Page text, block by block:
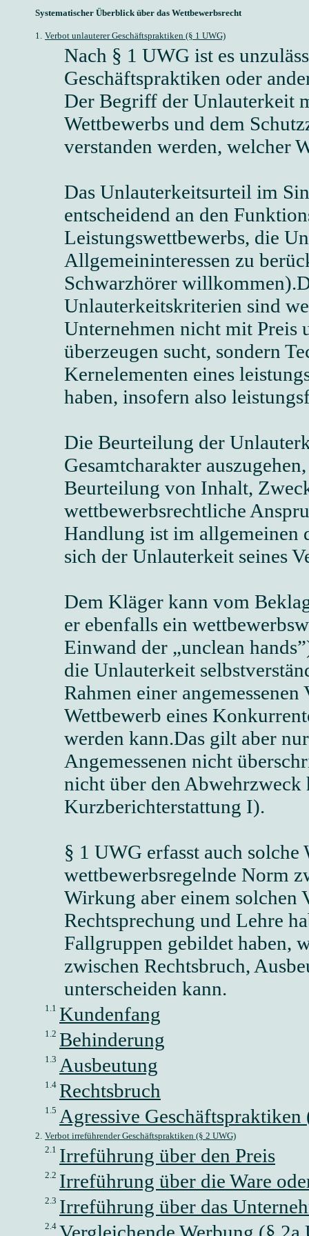
Systematischer Überblick über das Wettbewerbsrecht
1. Verbot unlauterer Geschäftspraktiken (§ 1 UWG)
Nach § 1 UWG ist es
Geschäftspraktiken oder
Der Begriff der Unlauterkeit
Wettbewerbs und dem
verstanden werden, welcher
Das Unlauterkeitsurteil im
entscheidend an den
Leistungswettbewerbs, die
Allgemeininteressen zu
Schwarzhörer
Unlauterkeitskriterien sind
Unternehmen nicht mit Preis
überzeugen sucht, sondern
Kernelementen eines
haben, insofern also
Die Beurteilung der
Gesamtcharakter
Beurteilung von Inhalt,
wettbewerbsrechtliche
Handlung ist im allgemeinen
sich der Unlauterkeit seines
Dem Kläger kann vom
er ebenfalls ein
Einwand der „unclean
die Unlauterkeit
Rahmen einer
Wettbewerb eines
werden kann.Das gilt aber
Angemessenen nicht
nicht über den
Kurzberichterstattung I).
§ 1 UWG erfasst auch solche
wettbewerbsregelnde Norm
Wirkung aber einem solchen
Rechtsprechung und Lehre
Fallgruppen gebildet haben,
zwischen Rechtsbruch,
unterscheiden kann.
1.1 Kundenfang
1.2 Behinderung
1.3 Ausbeutung
1.4 Rechtsbruch
1.5 Agressive
2. Verbot irreführender Geschäftspraktiken (§ 2 UWG)
2.1 Irreführung über den Preis
2.2 Irreführung über die Ware
2.3 Irreführung über das
2.4